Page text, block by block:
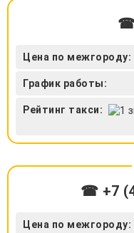
☎
Цена по межгороду:
График работы:
Рейтинг такси:
☎ +7
Цена по межгороду: